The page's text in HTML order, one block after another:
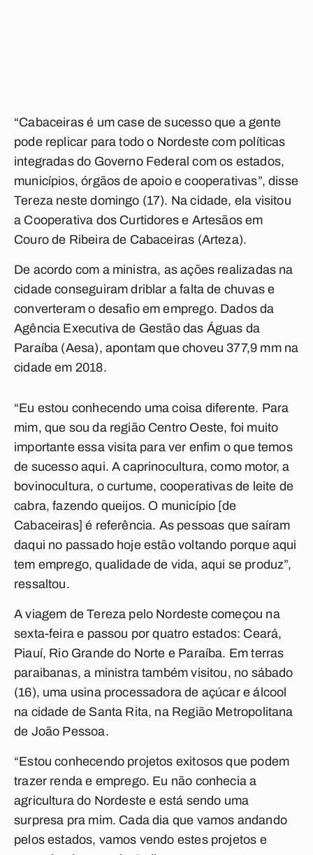
“Cabaceiras é um case de sucesso que a gente
pode replicar para todo o Nordeste com políticas
integradas do Governo Federal com os estados,
municípios, órgãos de apoio e cooperativas”, disse
Tereza neste domingo (17). Na cidade, ela visitou
a Cooperativa dos Curtidores e Artesãos em
Couro de Ribeira de Cabaceiras (Arteza).
De acordo com a ministra, as ações realizadas na
cidade conseguiram driblar a falta de chuvas e
converteram o desafio em emprego. Dados da
Agência Executiva de Gestão das Águas da
Paraíba (Aesa), apontam que choveu 377,9 mm na
cidade em 2018.
“Eu estou conhecendo uma coisa diferente. Para
mim, que sou da região Centro Oeste, foi muito
importante essa visita para ver enfim o que temos
de sucesso aqui. A caprinocultura, como motor, a
bovinocultura, o curtume, cooperativas de leite de
cabra, fazendo queijos. O município [de
Cabaceiras] é referência. As pessoas que saíram
daqui no passado hoje estão voltando porque aqui
tem emprego, qualidade de vida, aqui se produz”,
ressaltou.
A viagem de Tereza pelo Nordeste começou na
sexta-feira e passou por quatro estados: Ceará,
Piauí, Rio Grande do Norte e Paraíba. Em terras
paraibanas, a ministra também visitou, no sábado
(16), uma usina processadora de açúcar e álcool
na cidade de Santa Rita, na Região Metropolitana
de João Pessoa.
“Estou conhecendo projetos exitosos que podem
trazer renda e emprego. Eu não conhecia a
agricultura do Nordeste e está sendo uma
surpresa pra mim. Cada dia que vamos andando
pelos estados, vamos vendo estes projetos e